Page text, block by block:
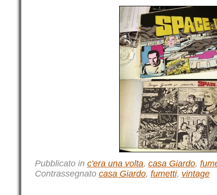
Pubblicato in c'era una volta, casa Giardo,
Contrassegnato casa Giardo, fumetti, vintage